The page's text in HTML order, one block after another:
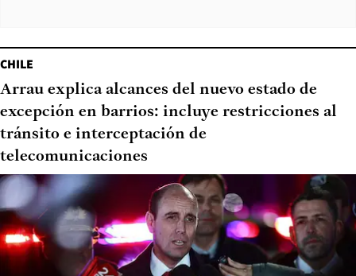
CHILE
Arrau explica alcances del nuevo estado de
excepción en barrios: incluye restricciones al
tránsito e interceptación de
telecomunicaciones